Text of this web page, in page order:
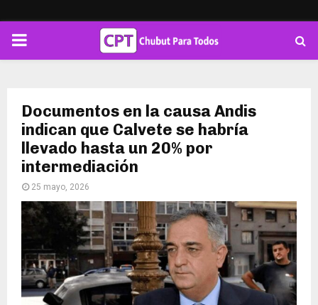
PRIMARY
Documentos en la causa Andis
indican que Calvete se habría
llevado hasta un 20% por
intermediación
25 mayo, 2026